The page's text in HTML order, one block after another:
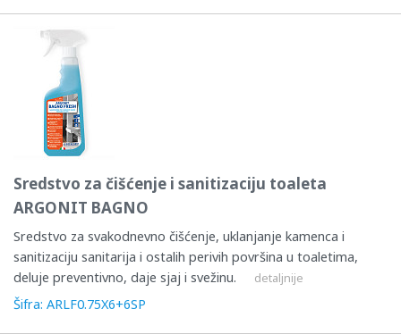
Sredstvo za čišćenje i sanitizaciju toaleta
ARGONIT BAGNO
Sredstvo za svakodnevno čišćenje, uklanjanje kamenca i
sanitizaciju sanitarija i ostalih perivih površina u toaletima,
deluje preventivno, daje sjaj i svežinu.
detaljnije
Šifra: ARLF0.75X6+6SP